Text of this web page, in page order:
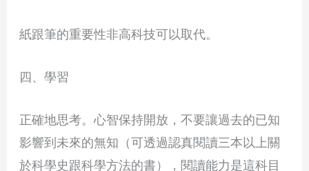
紙跟筆的重要性非高科技可以取代。
四、學習
正確地思考。心智保持開放，不要讓過去的已知
影響到未來的無知（可透過認真閱讀三本以上關
於科學史跟科學方法的書），閱讀能力是這科目